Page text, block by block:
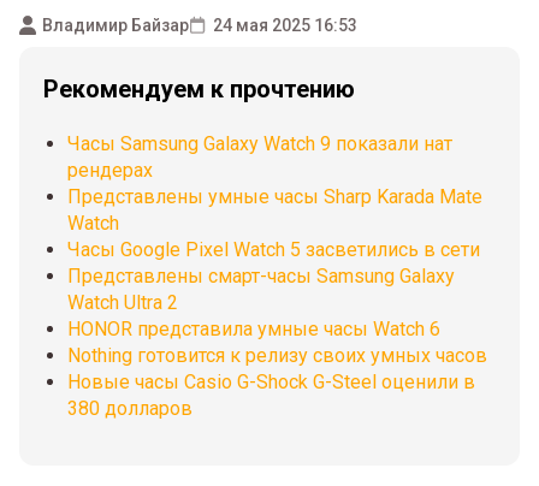
Владимир Байзар 24 мая 2025 16:53
Рекомендуем к прочтению
Часы Samsung Galaxy Watch 9 показали нат
рендерах
Представлены умные часы Sharp Karada Mate
Watch
Часы Google Pixel Watch 5 засветились в сети
Представлены смарт-часы Samsung Galaxy
Watch Ultra 2
HONOR представила умные часы Watch 6
Nothing готовится к релизу своих умных часов
Новые часы Casio G-Shock G-Steel оценили в
380 долларов